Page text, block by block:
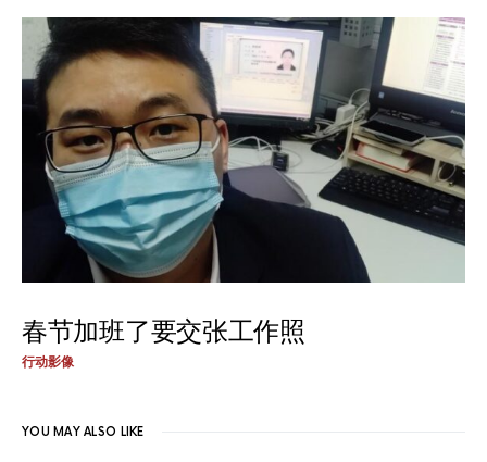
春节加班了要交张工作照
行动影像
YOU MAY ALSO LIKE